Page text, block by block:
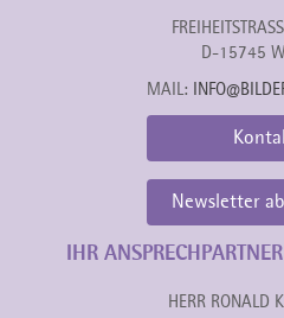
D-15745
MAIL:
Newsletter
IHR
HERR RONALD